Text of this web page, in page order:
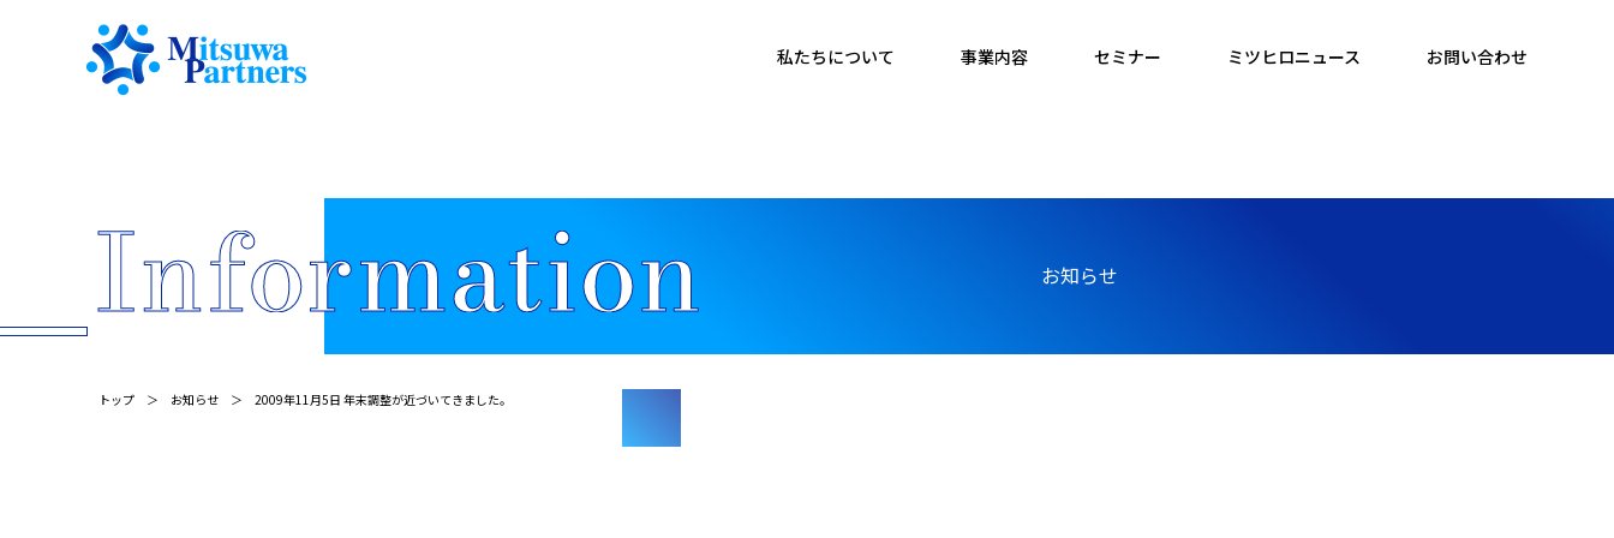
私たちについて 事業内容 セミナー ミツヒロニュース お問い合わせ
お知らせ
トップ お知らせ 2009年11月5日 年末調整が近づいてきました。